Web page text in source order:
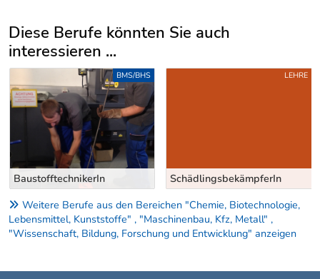
Diese Berufe könnten Sie auch
interessieren ...
Uber weitere Berufsvorschläge
BaustofftechnikerIn
BMS/BHS
SchädlingsbekämpferIn
LEHRE
Weitere Berufe aus den Bereichen "Chemie, Biotechnologie,
Lebensmittel, Kunststoffe" , "Maschinenbau, Kfz, Metall" ,
"Wissenschaft, Bildung, Forschung und Entwicklung" anzeigen